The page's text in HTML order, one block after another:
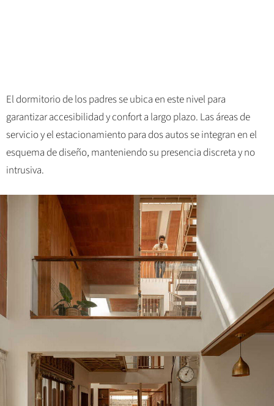
El dormitorio de los padres se ubica en este nivel para
garantizar accesibilidad y confort a largo plazo. Las áreas de
servicio y el estacionamiento para dos autos se integran en el
esquema de diseño, manteniendo su presencia discreta y no
intrusiva.